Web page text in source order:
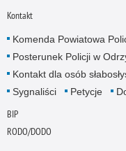
Kontakt
Komenda Powiatowa
Posterunek Policji w
Kontakt dla osób
Sygnaliści
Petycje
BIP
RODO/DODO